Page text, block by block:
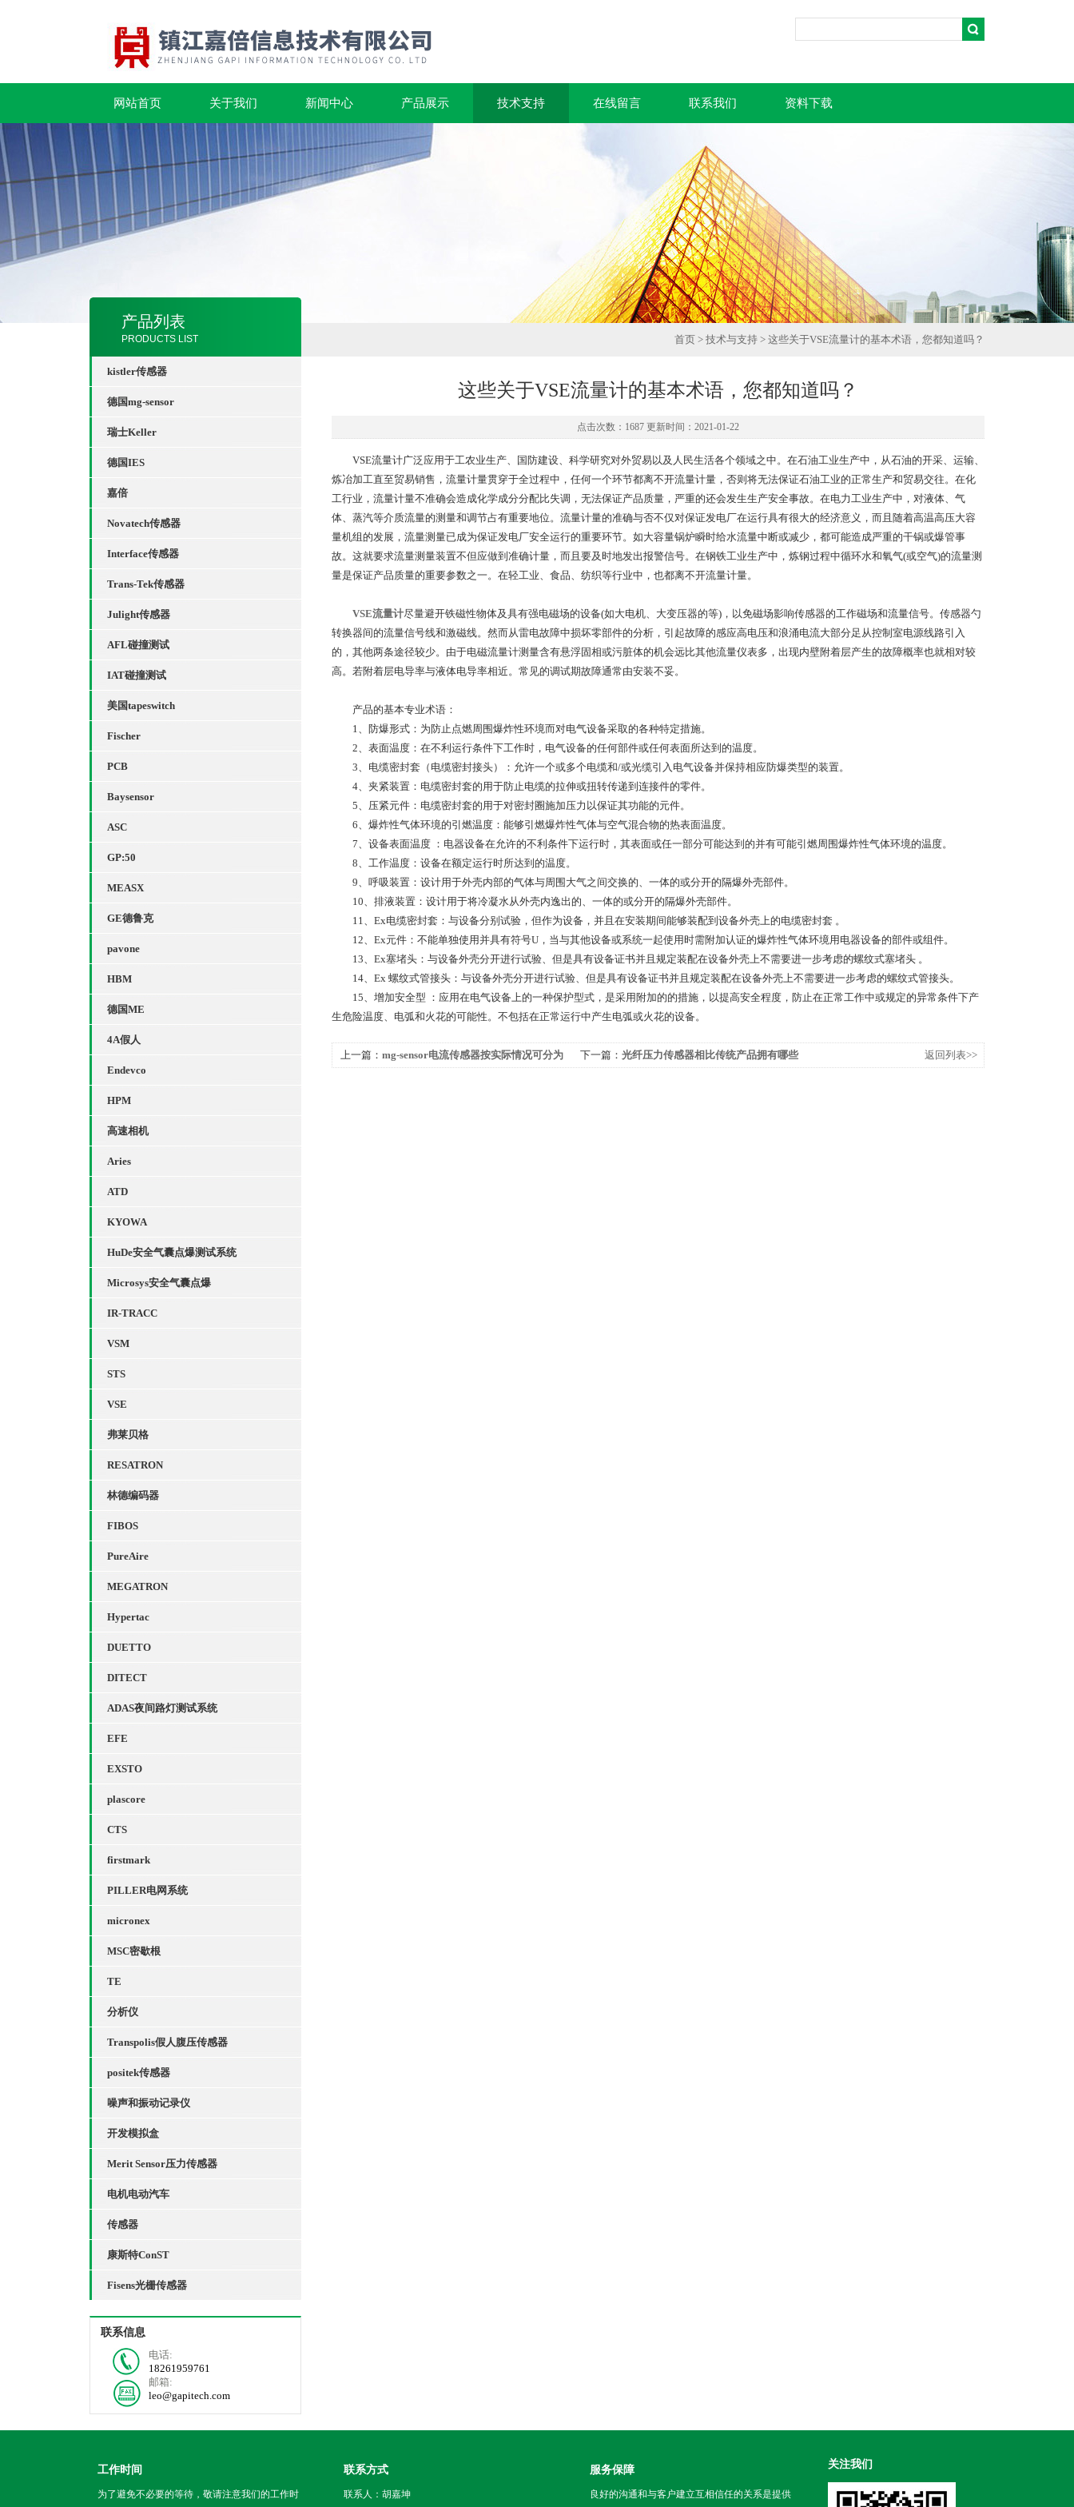
网站首页 关于我们 新闻中心 产品展示 技术支持 在线留言 联系我们 资料下载
产品列表
PRODUCTS LIST
kistler传感器
德国mg-sensor
瑞士Keller
德国IES
嘉倍
Novatech传感器
Interface传感器
Trans-Tek传感器
Julight传感器
AFL碰撞测试
IAT碰撞测试
美国tapeswitch
Fischer
PCB
Baysensor
ASC
GP:50
MEASX
GE德鲁克
pavone
HBM
德国ME
4A假人
Endevco
HPM
高速相机
Aries
ATD
KYOWA
HuDe安全气囊点爆测试系统
Microsys安全气囊点爆
IR-TRACC
VSM
STS
VSE
弗莱贝格
RESATRON
林德编码器
FIBOS
PureAire
MEGATRON
Hypertac
DUETTO
DITECT
ADAS夜间路灯测试系统
EFE
EXSTO
plascore
CTS
firstmark
PILLER电网系统
micronex
MSC密歇根
TE
分析仪
Transpolis假人腹压传感器
positek传感器
噪声和振动记录仪
开发模拟盒
Merit Sensor压力传感器
电机电动汽车
传感器
康斯特ConST
Fisens光栅传感器
联系信息
电话:
18261959761
邮箱:
leo@gapitech.com
首页 > 技术与支持 > 这些关于VSE流量计的基本术语，您都知道吗？
这些关于VSE流量计的基本术语，您都知道吗？
点击次数：1687 更新时间：2021-01-22
VSE流量计广泛应用于工农业生产、国防建设、科学研究对外贸易以及人民生活各个领域之中。在石油工业生产中，从石油的开采、运输、
炼冶加工直至贸易销售，流量计量贯穿于全过程中，任何一个环节都离不开流量计量，否则将无法保证石油工业的正常生产和贸易交往。在化
工行业，流量计量不准确会造成化学成分分配比失调，无法保证产品质量，严重的还会发生生产安全事故。在电力工业生产中，对液体、气
体、蒸汽等介质流量的测量和调节占有重要地位。流量计量的准确与否不仅对保证发电厂在运行具有很大的经济意义，而且随着高温高压大容
量机组的发展，流量测量已成为保证发电厂安全运行的重要环节。如大容量锅炉瞬时给水流量中断或减少，都可能造成严重的干锅或爆管事
故。这就要求流量测量装置不但应做到准确计量，而且要及时地发出报警信号。在钢铁工业生产中，炼钢过程中循环水和氧气(或空气)的流量测
量是保证产品质量的重要参数之一。在轻工业、食品、纺织等行业中，也都离不开流量计量。
VSE流量计尽量避开铁磁性物体及具有强电磁场的设备(如大电机、大变压器的等)，以免磁场影响传感器的工作磁场和流量信号。传感器勺
转换器间的流量信号线和激磁线。然而从雷电故障中损坏零部件的分析，引起故障的感应高电压和浪涌电流大部分足从控制室电源线路引入
的，其他两条途径较少。由于电磁流量计测量含有悬浮固相或污脏体的机会远比其他流量仪表多，出现内壁附着层产生的故障概率也就相对较
高。若附着层电导率与液体电导率相近。常见的调试期故障通常由安装不妥。
产品的基本专业术语：
1、防爆形式：为防止点燃周围爆炸性环境而对电气设备采取的各种特定措施。
2、表面温度：在不利运行条件下工作时，电气设备的任何部件或任何表面所达到的温度。
3、电缆密封套（电缆密封接头）：允许一个或多个电缆和/或光缆引入电气设备并保持相应防爆类型的装置。
4、夹紧装置：电缆密封套的用于防止电缆的拉伸或扭转传递到连接件的零件。
5、压紧元件：电缆密封套的用于对密封圈施加压力以保证其功能的元件。
6、爆炸性气体环境的引燃温度：能够引燃爆炸性气体与空气混合物的热表面温度。
7、设备表面温度 ：电器设备在允许的不利条件下运行时，其表面或任一部分可能达到的并有可能引燃周围爆炸性气体环境的温度。
8、工作温度：设备在额定运行时所达到的温度。
9、呼吸装置：设计用于外壳内部的气体与周围大气之间交换的、一体的或分开的隔爆外壳部件。
10、排液装置：设计用于将冷凝水从外壳内逸出的、一体的或分开的隔爆外壳部件。
11、Ex电缆密封套：与设备分别试验，但作为设备，并且在安装期间能够装配到设备外壳上的电缆密封套 。
12、Ex元件：不能单独使用并具有符号U，当与其他设备或系统一起使用时需附加认证的爆炸性气体环境用电器设备的部件或组件。
13、Ex塞堵头：与设备外壳分开进行试验、但是具有设备证书并且规定装配在设备外壳上不需要进一步考虑的螺纹式塞堵头 。
14、Ex 螺纹式管接头：与设备外壳分开进行试验、但是具有设备证书并且规定装配在设备外壳上不需要进一步考虑的螺纹式管接头。
15、增加安全型 ：应用在电气设备上的一种保护型式，是采用附加的的措施，以提高安全程度，防止在正常工作中或规定的异常条件下产
生危险温度、电弧和火花的可能性。不包括在正常运行中产生电弧或火花的设备。
上一篇： mg-sensor电流传感器按实际情况可分为
下一篇： 光纤压力传感器相比传统产品拥有哪些
返回列表>>
工作时间
为了避免不必要的等待，敬请注意我们的工作时
联系方式
联系人：胡嘉坤
服务保障
良好的沟通和与客户建立互相信任的关系是提供
关注我们